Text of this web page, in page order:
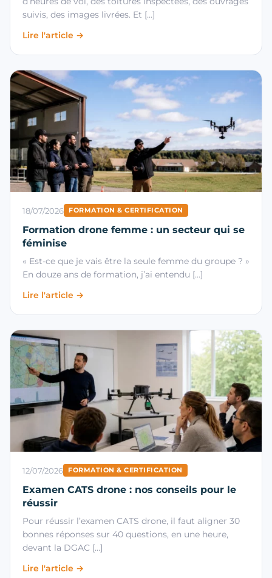
suivis, des images livrées. Et […]
Lire l'article →
18/07/2026 FORMATION & CERTIFICATION
Formation drone femme : un secteur qui se
féminise
« Est-ce que je vais être la seule femme du groupe ? »
En douze ans de formation, j’ai entendu […]
Lire l'article →
12/07/2026 FORMATION & CERTIFICATION
Examen CATS drone : nos conseils pour le
réussir
Pour réussir l’examen CATS drone, il faut aligner 30
bonnes réponses sur 40 questions, en une heure,
devant la DGAC […]
Lire l'article →